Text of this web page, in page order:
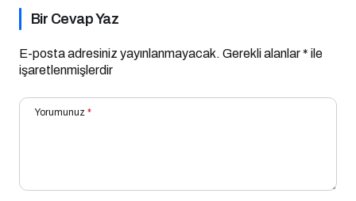
Bir Cevap Yaz
E-posta adresiniz yayınlanmayacak. Gerekli alanlar* ile
işaretlenmişlerdir
Yorumunuz *